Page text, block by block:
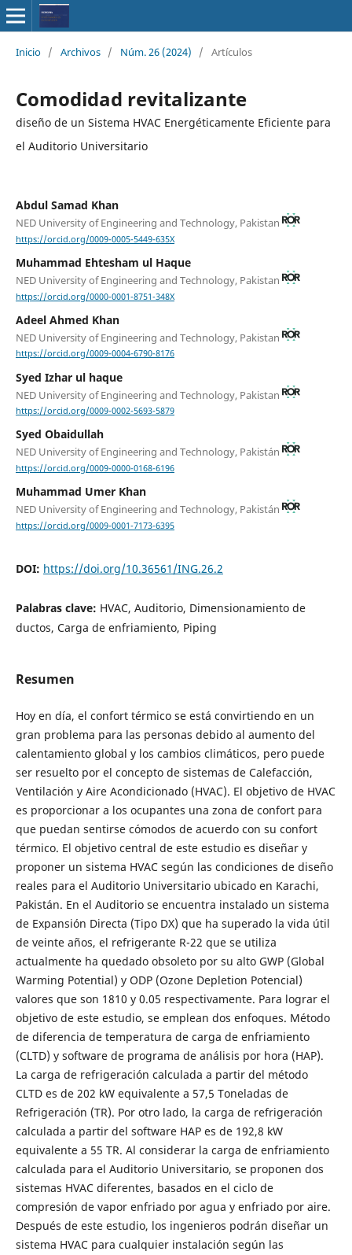
Inicio / Archivos / Núm. 26 (2024) / Artículos
Comodidad revitalizante
diseño de un Sistema HVAC Energéticamente Eficiente para
el Auditorio Universitario
Abdul Samad Khan
NED University of Engineering and Technology, Pakistan
https://orcid.org/0009-0005-5449-635X
Muhammad Ehtesham ul Haque
NED University of Engineering and Technology, Pakistan
https://orcid.org/0000-0001-8751-348X
Adeel Ahmed Khan
NED University of Engineering and Technology, Pakistan
https://orcid.org/0009-0004-6790-8176
Syed Izhar ul haque
NED University of Engineering and Technology, Pakistan
https://orcid.org/0009-0002-5693-5879
Syed Obaidullah
NED University of Engineering and Technology, Pakistán
https://orcid.org/0009-0000-0168-6196
Muhammad Umer Khan
NED University of Engineering and Technology, Pakistán
https://orcid.org/0009-0001-7173-6395
DOI: https://doi.org/10.36561/ING.26.2
Palabras clave: HVAC, Auditorio, Dimensionamiento de
ductos, Carga de enfriamiento, Piping
Resumen
Hoy en día, el confort térmico se está convirtiendo en un
gran problema para las personas debido al aumento del
calentamiento global y los cambios climáticos, pero puede
ser resuelto por el concepto de sistemas de Calefacción,
Ventilación y Aire Acondicionado (HVAC). El objetivo de HVAC
es proporcionar a los ocupantes una zona de confort para
que puedan sentirse cómodos de acuerdo con su confort
térmico. El objetivo central de este estudio es diseñar y
proponer un sistema HVAC según las condiciones de diseño
reales para el Auditorio Universitario ubicado en Karachi,
Pakistán. En el Auditorio se encuentra instalado un sistema
de Expansión Directa (Tipo DX) que ha superado la vida útil
de veinte años, el refrigerante R-22 que se utiliza
actualmente ha quedado obsoleto por su alto GWP (Global
Warming Potential) y ODP (Ozone Depletion Potencial)
valores que son 1810 y 0.05 respectivamente. Para lograr el
objetivo de este estudio, se emplean dos enfoques. Método
de diferencia de temperatura de carga de enfriamiento
(CLTD) y software de programa de análisis por hora (HAP).
La carga de refrigeración calculada a partir del método
CLTD es de 202 kW equivalente a 57,5 Toneladas de
Refrigeración (TR). Por otro lado, la carga de refrigeración
calculada a partir del software HAP es de 192,8 kW
equivalente a 55 TR. Al considerar la carga de enfriamiento
calculada para el Auditorio Universitario, se proponen dos
sistemas HVAC diferentes, basados en el ciclo de
compresión de vapor enfriado por agua y enfriado por aire.
Después de este estudio, los ingenieros podrán diseñar un
sistema HVAC para cualquier instalación según las